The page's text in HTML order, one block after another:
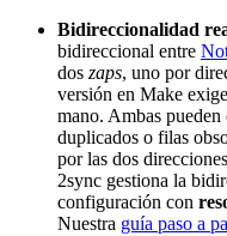
Bidireccionalidad
bidireccional entre
dos zaps, uno por
versión en Make
mano. Ambas
duplicados o filas
por las dos
2sync gestiona la
configuración con
Nuestra guía paso a